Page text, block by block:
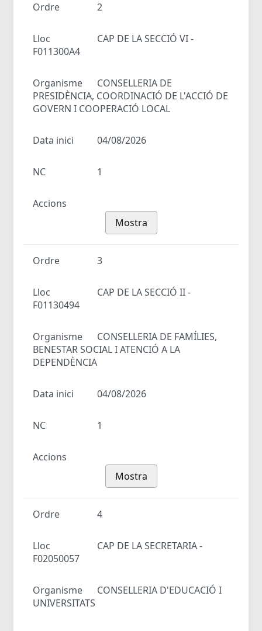
Ordre 2
Lloc
CAP DE LA SECCIÓ VI -
F011300A4
Organisme
CONSELLERIA DE
PRESIDÈNCIA, COORDINACIÓ DE L'ACCIÓ DE
GOVERN I COOPERACIÓ LOCAL
Data inici 04/08/2026
NC 1
Accions
Mostra
Ordre 3
Lloc
CAP DE LA SECCIÓ II -
F01130494
Organisme
CONSELLERIA DE FAMÍLIES,
BENESTAR SOCIAL I ATENCIÓ A LA
DEPENDÈNCIA
Data inici 04/08/2026
NC 1
Accions
Mostra
Ordre 4
Lloc
CAP DE LA SECRETARIA -
F02050057
Organisme
CONSELLERIA D'EDUCACIÓ I
UNIVERSITATS